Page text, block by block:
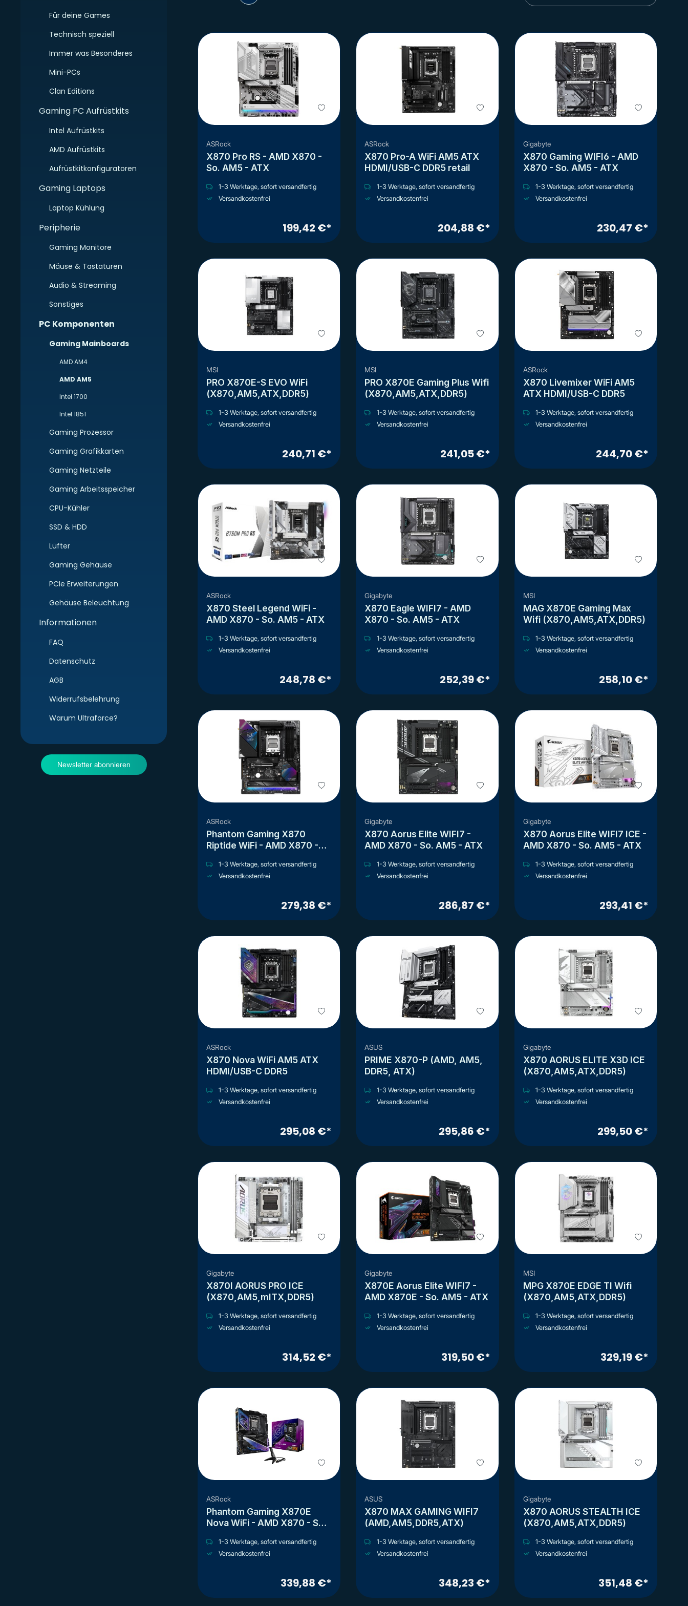
Für deine Games
Technisch speziell
Immer was Besonderes
Mini-PCs
Clan Editions
Gaming PC Aufrüstkits
Intel Aufrüstkits
AMD Aufrüstkits
Aufrüstkitkonfiguratoren
Gaming Laptops
Laptop Kühlung
Peripherie
Gaming Monitore
Mäuse & Tastaturen
Audio & Streaming
Sonstiges
PC Komponenten
Gaming Mainboards
AMD AM4
AMD AM5
Intel 1700
Intel 1851
Gaming Prozessor
Gaming Grafikkarten
Gaming Netzteile
Gaming Arbeitsspeicher
CPU-Kühler
SSD & HDD
Lüfter
Gaming Gehäuse
PCIe Erweiterungen
Gehäuse Beleuchtung
Informationen
FAQ
Datenschutz
AGB
Widerrufsbelehrung
Warum Ultraforce?
Newsletter abonnieren
ASRock
X870 Pro RS - AMD X870 -
So. AM5 - ATX
1-3 Werktage, sofort versandfertig
Versandkostenfrei
199,42 €*
ASRock
X870 Pro-A WiFi AM5 ATX
HDMI/USB-C DDR5 retail
1-3 Werktage, sofort versandfertig
Versandkostenfrei
204,88 €*
Gigabyte
X870 Gaming WIFI6 - AMD
X870 - So. AM5 - ATX
1-3 Werktage, sofort versandfertig
Versandkostenfrei
230,47 €*
MSI
PRO X870E-S EVO WiFi
(X870,AM5,ATX,DDR5)
1-3 Werktage, sofort versandfertig
Versandkostenfrei
240,71 €*
MSI
PRO X870E Gaming Plus Wifi
(X870,AM5,ATX,DDR5)
1-3 Werktage, sofort versandfertig
Versandkostenfrei
241,05 €*
ASRock
X870 Livemixer WiFi AM5
ATX HDMI/USB-C DDR5
1-3 Werktage, sofort versandfertig
Versandkostenfrei
244,70 €*
ASRock
X870 Steel Legend WiFi -
AMD X870 - So. AM5 - ATX
1-3 Werktage, sofort versandfertig
Versandkostenfrei
248,78 €*
Gigabyte
X870 Eagle WIFI7 - AMD
X870 - So. AM5 - ATX
1-3 Werktage, sofort versandfertig
Versandkostenfrei
252,39 €*
MSI
MAG X870E Gaming Max
Wifi (X870,AM5,ATX,DDR5)
1-3 Werktage, sofort versandfertig
Versandkostenfrei
258,10 €*
ASRock
Phantom Gaming X870
Riptide WiFi - AMD X870 -
1-3 Werktage, sofort versandfertig
Versandkostenfrei
279,38 €*
Gigabyte
X870 Aorus Elite WIFI7 -
AMD X870 - So. AM5 - ATX
1-3 Werktage, sofort versandfertig
Versandkostenfrei
286,87 €*
Gigabyte
X870 Aorus Elite WIFI7 ICE -
AMD X870 - So. AM5 - ATX
1-3 Werktage, sofort versandfertig
Versandkostenfrei
293,41 €*
ASRock
X870 Nova WiFi AM5 ATX
HDMI/USB-C DDR5
1-3 Werktage, sofort versandfertig
Versandkostenfrei
295,08 €*
ASUS
PRIME X870-P (AMD, AM5,
DDR5, ATX)
1-3 Werktage, sofort versandfertig
Versandkostenfrei
295,86 €*
Gigabyte
X870 AORUS ELITE X3D ICE
(X870,AM5,ATX,DDR5)
1-3 Werktage, sofort versandfertig
Versandkostenfrei
299,50 €*
Gigabyte
X870I AORUS PRO ICE
(X870,AM5,mITX,DDR5)
1-3 Werktage, sofort versandfertig
Versandkostenfrei
314,52 €*
Gigabyte
X870E Aorus Elite WIFI7 -
AMD X870E - So. AM5 - ATX
1-3 Werktage, sofort versandfertig
Versandkostenfrei
319,50 €*
MSI
MPG X870E EDGE TI Wifi
(X870,AM5,ATX,DDR5)
1-3 Werktage, sofort versandfertig
Versandkostenfrei
329,19 €*
ASRock
Phantom Gaming X870E
Nova WiFi - AMD X870 - So.
1-3 Werktage, sofort versandfertig
Versandkostenfrei
339,88 €*
ASUS
X870 MAX GAMING WIFI7
(AMD,AM5,DDR5,ATX)
1-3 Werktage, sofort versandfertig
Versandkostenfrei
348,23 €*
Gigabyte
X870 AORUS STEALTH ICE
(X870,AM5,ATX,DDR5)
1-3 Werktage, sofort versandfertig
Versandkostenfrei
351,48 €*